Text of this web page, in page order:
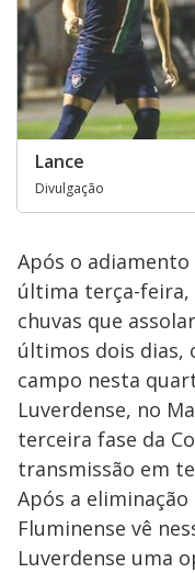
Lance
Divulgação
Após o
última terça-
chuvas que
últimos dois dias,
campo nesta
Luverdense, no
terceira fase da
transmissão em
Após a
Fluminense vê
Luverdense uma